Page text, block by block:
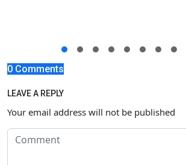
0 Comments
LEAVE A REPLY
Your email address will not be published